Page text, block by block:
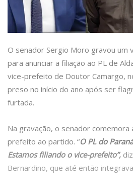
O senador Sergio Moro gravou um
para anunciar a filiação ao PL de
vice-prefeito de Doutor Camargo,
preso no início do ano após ser
furtada.
Na gravação, o senador comemora
prefeito ao partido. “O PL do
Estamos filiando o vice-prefeito”,
Bernardino, que até então